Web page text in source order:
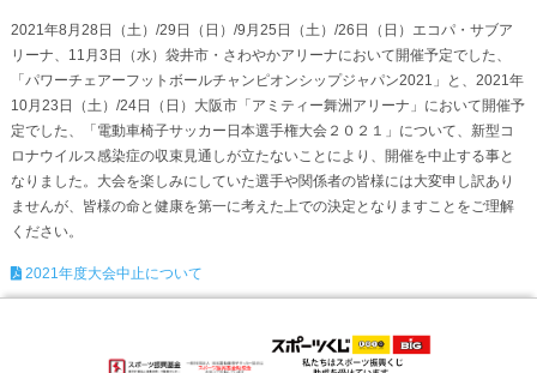
2021年8月28日（土）/29日（日）/9月25日（土）/26日（日）エコパ・サブア
リーナ、11月3日（水）袋井市・さわやかアリーナにおいて開催予定でした、
「パワーチェアーフットボールチャンピオンシップジャパン2021」と、2021年
10月23日（土）/24日（日）大阪市「アミティー舞洲アリーナ」において開催予
定でした、「電動車椅子サッカー日本選手権大会２０２１」について、新型コ
ロナウイルス感染症の収束見通しが立たないことにより、開催を中止する事と
なりました。大会を楽しみにしていた選手や関係者の皆様には大変申し訳あり
ませんが、皆様の命と健康を第一に考えた上での決定となりますことをご理解
ください。
2021年度大会中止について